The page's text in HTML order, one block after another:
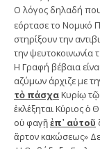
Ο λόγος δηλαδή που
εόρτασε το Νομικό
στηρίξουν την
την ψευτοκοινωνία
Η Γραφή βέβαια
αζύμων άρχιζε με
τὸ πάσχαΚυρίῳ
ἐκλέξηται Κύριος ὁ
οὐ φαγῇἐπ᾿ αὐτοῦ
ἄρτον κακώσεως»